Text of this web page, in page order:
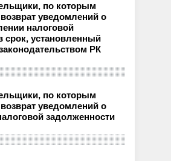
по которым
уведомлений о
налоговой
срок, установленный
РК
по которым
уведомлений о
задолженности